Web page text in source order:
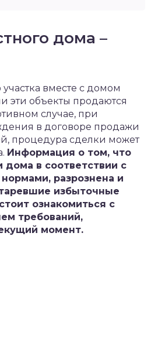
дома –
вместе с домом
эти объекты продаются
случае, при
в договоре продажи
процедура сделки может
Информация о том, что
в соответствии с
разрознена и
избыточные
ознакомиться с
требований,
момент.